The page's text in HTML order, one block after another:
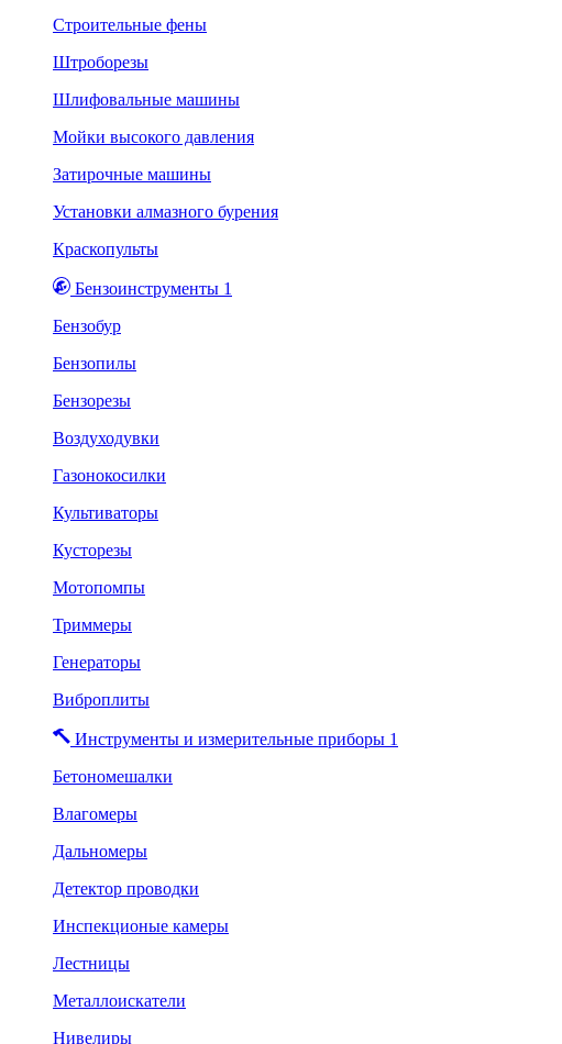
Строительные фены
Штроборезы
Шлифовальные машины
Мойки высокого давления
Затирочные машины
Установки алмазного бурения
Краскопульты
Бензоинструменты 1
Бензобур
Бензопилы
Бензорезы
Воздуходувки
Газонокосилки
Культиваторы
Кусторезы
Мотопомпы
Триммеры
Генераторы
Виброплиты
Инструменты и измерительные приборы 1
Бетономешалки
Влагомеры
Дальномеры
Детектор проводки
Инспекционые камеры
Лестницы
Металлоискатели
Нивелиры